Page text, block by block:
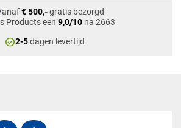
€ 500,-gratis bezorgd
Products een9,0/10 na2663
check_circle2-5dagen levertijd